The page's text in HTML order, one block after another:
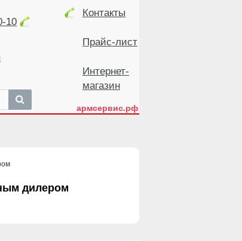
10
Контакты
Прайс-лист
Интернет-
магазин
армсервис.рф
дилером